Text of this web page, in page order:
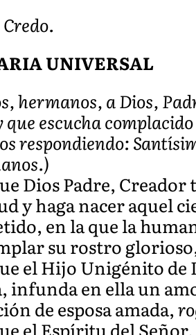
Credo.
UNIVERSAL
hermanos, a Dios,
que escucha
respondiendo:
Dios Padre,
y haga nacer aquel
en la que la
su rostro
el Hijo Unigénito de
infunda en ella un
de esposa amada,
el Espíritu del